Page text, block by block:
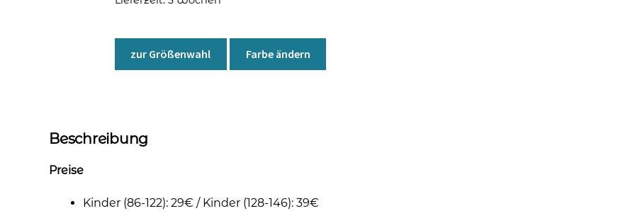
zur Größenwahl Farbe ändern
Beschreibung
Preise
Kinder (86-122): 29€ / Kinder (128-146): 39€